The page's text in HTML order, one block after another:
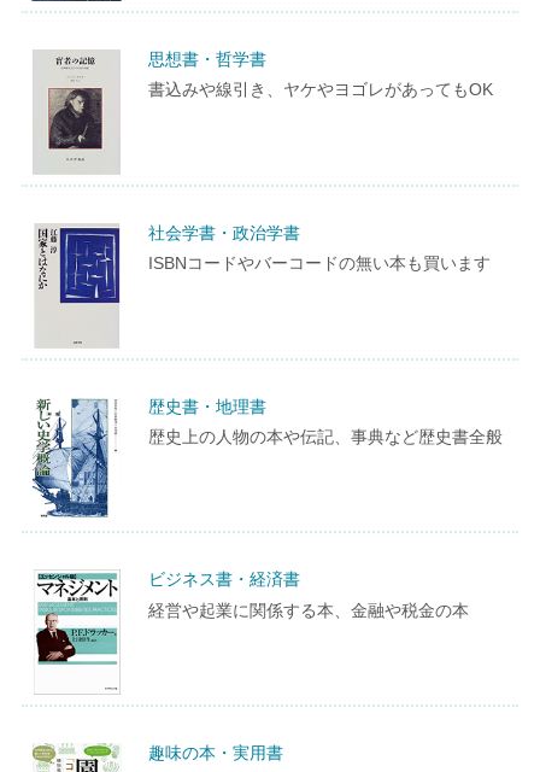
思想書・哲学書
書込みや線引き、ヤケやヨゴレがあってもOK
社会学書・政治学書
ISBNコードやバーコードの無い本も買います
歴史書・地理書
歴史上の人物の本や伝記、事典など歴史書全般
ビジネス書・経済書
経営や起業に関係する本、金融や税金の本
趣味の本・実用書